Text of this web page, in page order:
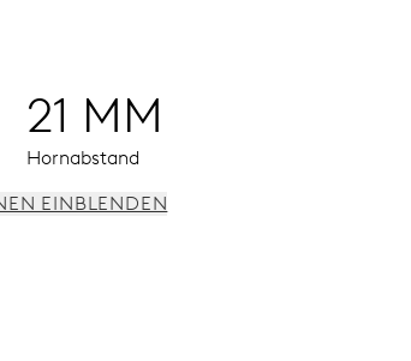
21 MM
Hornabstand
EINBLENDEN